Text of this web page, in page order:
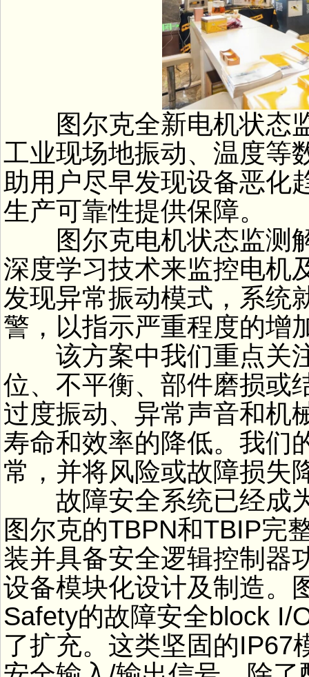
图尔克全新电机状态
工业现场地振动、温度等
助用户尽早发现设备恶化
生产可靠性提供保障。
图尔克电机状态监测解
深度学习技术来监控电机
发现异常振动模式，系统
警，以指示严重程度的增
该方案中我们重点关注
位、不平衡、部件磨损或
过度振动、异常声音和机
寿命和效率的降低。我们
常，并将风险或故障损失
故障安全系统已经成为
图尔克的TBPN和TBIP完
装并具备安全逻辑控制器
设备模块化设计及制造。
Safety的故障安全block I/
了扩充。这类坚固的IP67